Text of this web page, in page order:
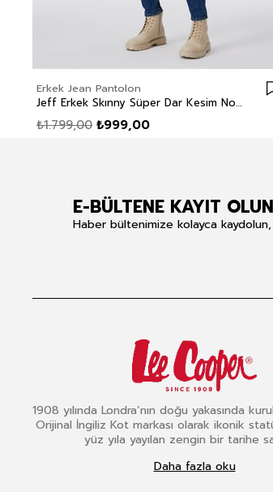
Erkek Jean Pantolon
Jeff Erkek Skınny Süper Dar Kesim Normal Bel Dar Paça Jean Pantolon Mavi
₺999,00
₺1.799,00
E-BÜLTENE KAYIT
Haber bültenimize kolayca
1908 yılında Londra’nın doğu yakasında
Orijinal İngiliz Kot markası olarak ikonik
yüz yıla yayılan zengin bir tarihe
Daha fazla oku